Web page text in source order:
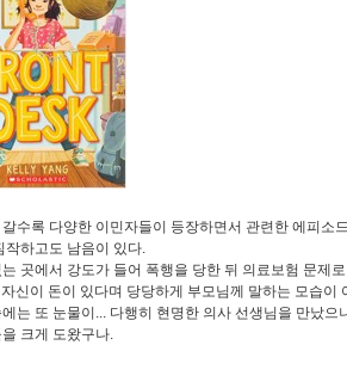
수록 다양한 이민자들이 등장하면서 관련한 에피소
작하고도 남음이 있다.
곳에서 강도가 들어 폭행을 당한 뒤 의료보험 문제
신이 돈이 있다며 당당하게 부모님께 말하는 모습
는 또 눈물이... 다행히 현명한 의사 선생님을 만났
크게 도왔구나.